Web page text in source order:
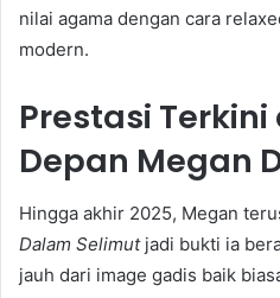
nilai agama dengan cara
modern.
Prestasi
Depan Megan
Hingga akhir 2025, Megan
Dalam Selimutjadi bukti ia
jauh dari image gadis baik